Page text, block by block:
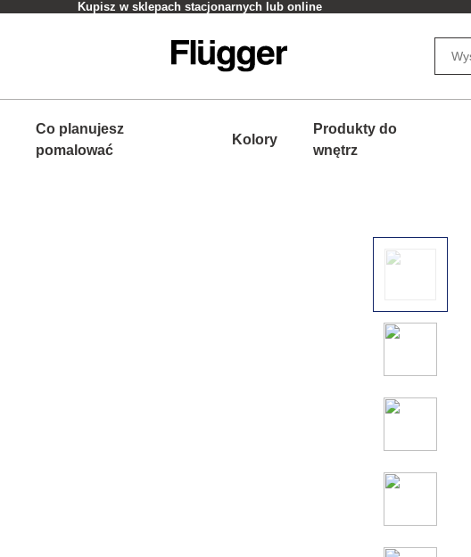
Kupisz w sklepach stacjonarnych lub online
Co planujesz
pomalować
Kolory
Produkty do
wnętrz